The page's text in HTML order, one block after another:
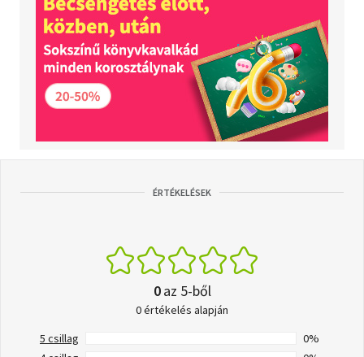
ÉRTÉKELÉSEK
0az 5-ből
0 értékelés alapján
5 csillag
0%